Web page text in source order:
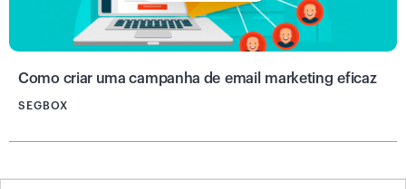
Como criar uma campanha de email marketing eficaz
SEGBOX